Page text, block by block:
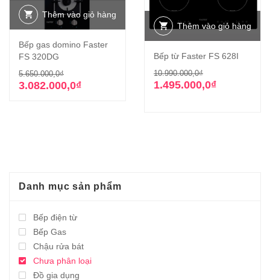
Thêm vào giỏ hàng
Bếp gas domino Faster
FS 320DG
5.650.000,0₫Giá
gốc
3.082.000,0₫
Giá
hiện
Thêm vào giỏ hàng
Bếp từ Faster FS 628I
10.990.000,0₫Giá
gốc
1.495.000,0₫
Giá
hiện
Danh mục sản phẩm
Bếp điện từ
Bếp Gas
Chậu rửa bát
Chưa phân loại
Đồ gia dụng